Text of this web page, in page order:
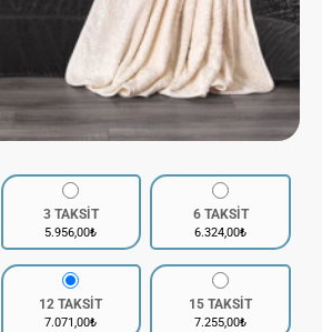
3 TAKSİT
5.956,00₺
6 TAKSİT
6.324,00₺
12 TAKSİT
7.071,00₺
15 TAKSİT
7.255,00₺